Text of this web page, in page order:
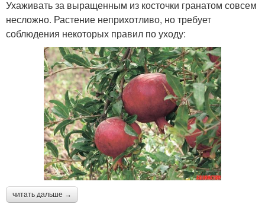
Ухаживать за выращенным из косточки гранатом совсем
несложно. Растение неприхотливо, но требует
соблюдения некоторых правил по уходу:
читать дальше →